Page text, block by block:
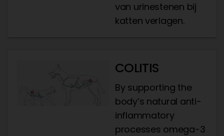
van urinestenen bij
katten verlagen.
COLITIS
By supporting the
body’s natural anti-
inflammatory
processes omega-3